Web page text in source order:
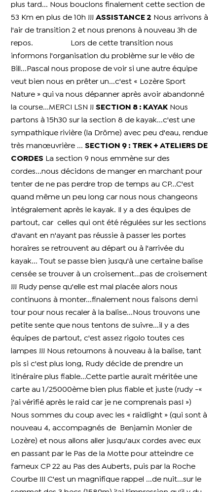
plus tard... Nous bouclons finalement cette section de
53 Km en plus de 10h !!!ASSISTANCE 2
Nous arrivons à
l'air de transition 2 et nous prenons à nouveau 3h de
repos. Lors de cette transition nous
informons l'organisation du problème sur le vélo de
Bill...Pascal nous propose de voir si une autre équipe
veut bien nous en prêter un...c'est « Lozère Sport
Nature » qui va nous dépanner après avoir abandonné
la course...MERCI LSN !!SECTION 8 : KAYAK Nous
partons à 15h30 sur la section 8 de kayak...c'est une
sympathique rivière (la Drôme) avec peu d'eau, rendue
très manœuvrière ...SECTION 9 : TREK + ATELIERS DE
CORDES
La section 9 nous emmène sur des
cordes...nous décidons de manger en marchant pour
tenter de ne pas perdre trop de temps au CP...C'est
quand même un peu long car nous nous changeons
intégralement après le kayak. Il y a des équipes de
partout, car celles qui ont été régulées sur les sections
d'avant en n'ayant pas réussie à passer les portes
horaires se retrouvent au départ ou à l'arrivée du
kayak... Tout se passe bien jusqu'à une certaine balise
censée se trouver à un croisement...pas de croisement
!!! Rudy pense qu'elle est mal placée alors nous
continuons à monter...finalement nous faisons demi
tour pour nous recaler à la balise...Nous trouvons une
petite sente que nous tentons de suivre...il y a des
équipes de partout, c'est assez rigolo toutes ces
lampes !!! Nous retournons à nouveau à la balise, tant
pis si c'est plus long, Rudy décide de prendre un
itinéraire plus fiable...Cette partie aurait méritée une
carte au 1/25000ème bien plus fiable et juste (rudy -«
j'ai vérifié après le raid car je ne comprenais pas! »)
Nous sommes du coup avec les « raidlight » (qui sont à
nouveau 4, accompagnés de Benjamin Monier de
Lozère) et nous allons aller jusqu'aux cordes avec eux
en passant par le Pas de la Motte pour atteindre ce
fameux CP 22 au Pas des Auberts, puis par la Roche
Courbe !!! C'est un magnifique rappel ...de nuit...sur le